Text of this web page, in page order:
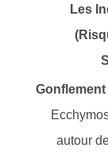
Les
autour